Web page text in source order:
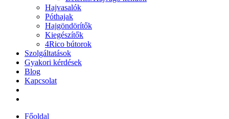
Hajvasalók
Póthajak
Hajgöndörítők
Kiegészítők
4Rico bútorok
Szolgáltatások
Gyakori kérdések
Blog
Kapcsolat
Főoldal